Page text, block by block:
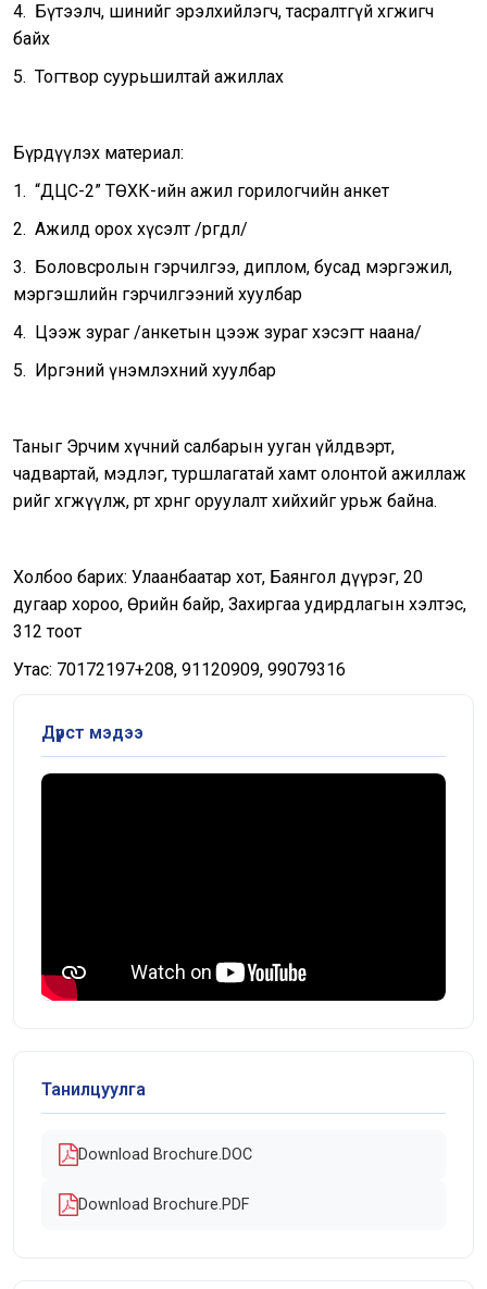
4. Бүтээлч, шинийг эрэлхийлэгч, тасралтгүй хөгжигч
байх
5. Тогтвор суурьшилтай ажиллах
Бүрдүүлэх материал:
1. “ДЦС-2” ТӨХК-ийн ажил горилогчийн анкет
2. Ажилд орох хүсэлт /өргөдөл/
3. Боловсролын гэрчилгээ, диплом, бусад мэргэжил,
мэргэшлийн гэрчилгээний хуулбар
4. Цээж зураг /анкетын цээж зураг хэсэгт наана/
5. Иргэний үнэмлэхний хуулбар
Таныг Эрчим хүчний салбарын ууган үйлдвэрт,
чадвартай, мэдлэг, туршлагатай хамт олонтой ажиллаж
өөрийгөө хөгжүүлж, өөртөө хөрөнгө оруулалт хийхийг урьж байна.
Холбоо барих: Улаанбаатар хот, Баянгол дүүрэг, 20
дугаар хороо, Өөрийн байр, Захиргаа удирдлагын хэлтэс,
312 тоот
Утас: 70172197+208, 91120909, 99079316
Дүрст мэдээ
Танилцуулга
Download Brochure.DOC
Download Brochure.PDF